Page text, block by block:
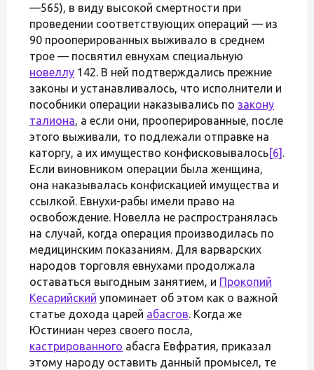
—565), в виду высокой смертности при
проведении соответствующих операций — из
90 прооперированных выживало в среднем
трое — посвятил евнухам специальную
новеллу 142. В ней подтверждались прежние
законы и устанавливалось, что исполнители и
пособники операции наказывались по закону
талиона, а если они, прооперированные, после
этого выживали, то подлежали отправке на
каторгу, а их имущество конфисковывалось[6] .
Если виновником операции была женщина,
она наказывалась конфискацией имущества и
ссылкой. Евнухи-рабы имели право на
освобождение. Новелла не распространялась
на случай, когда операция производилась по
медицинским показаниям. Для варварских
народов торговля евнухами продолжала
оставаться выгодным занятием, и Прокопий
Кесарийский упоминает об этом как о важной
статье дохода царей абасгов. Когда же
Юстиниан через своего посла,
кастрированного абасга Евфратия, приказал
этому народу оставить данный промысел, те